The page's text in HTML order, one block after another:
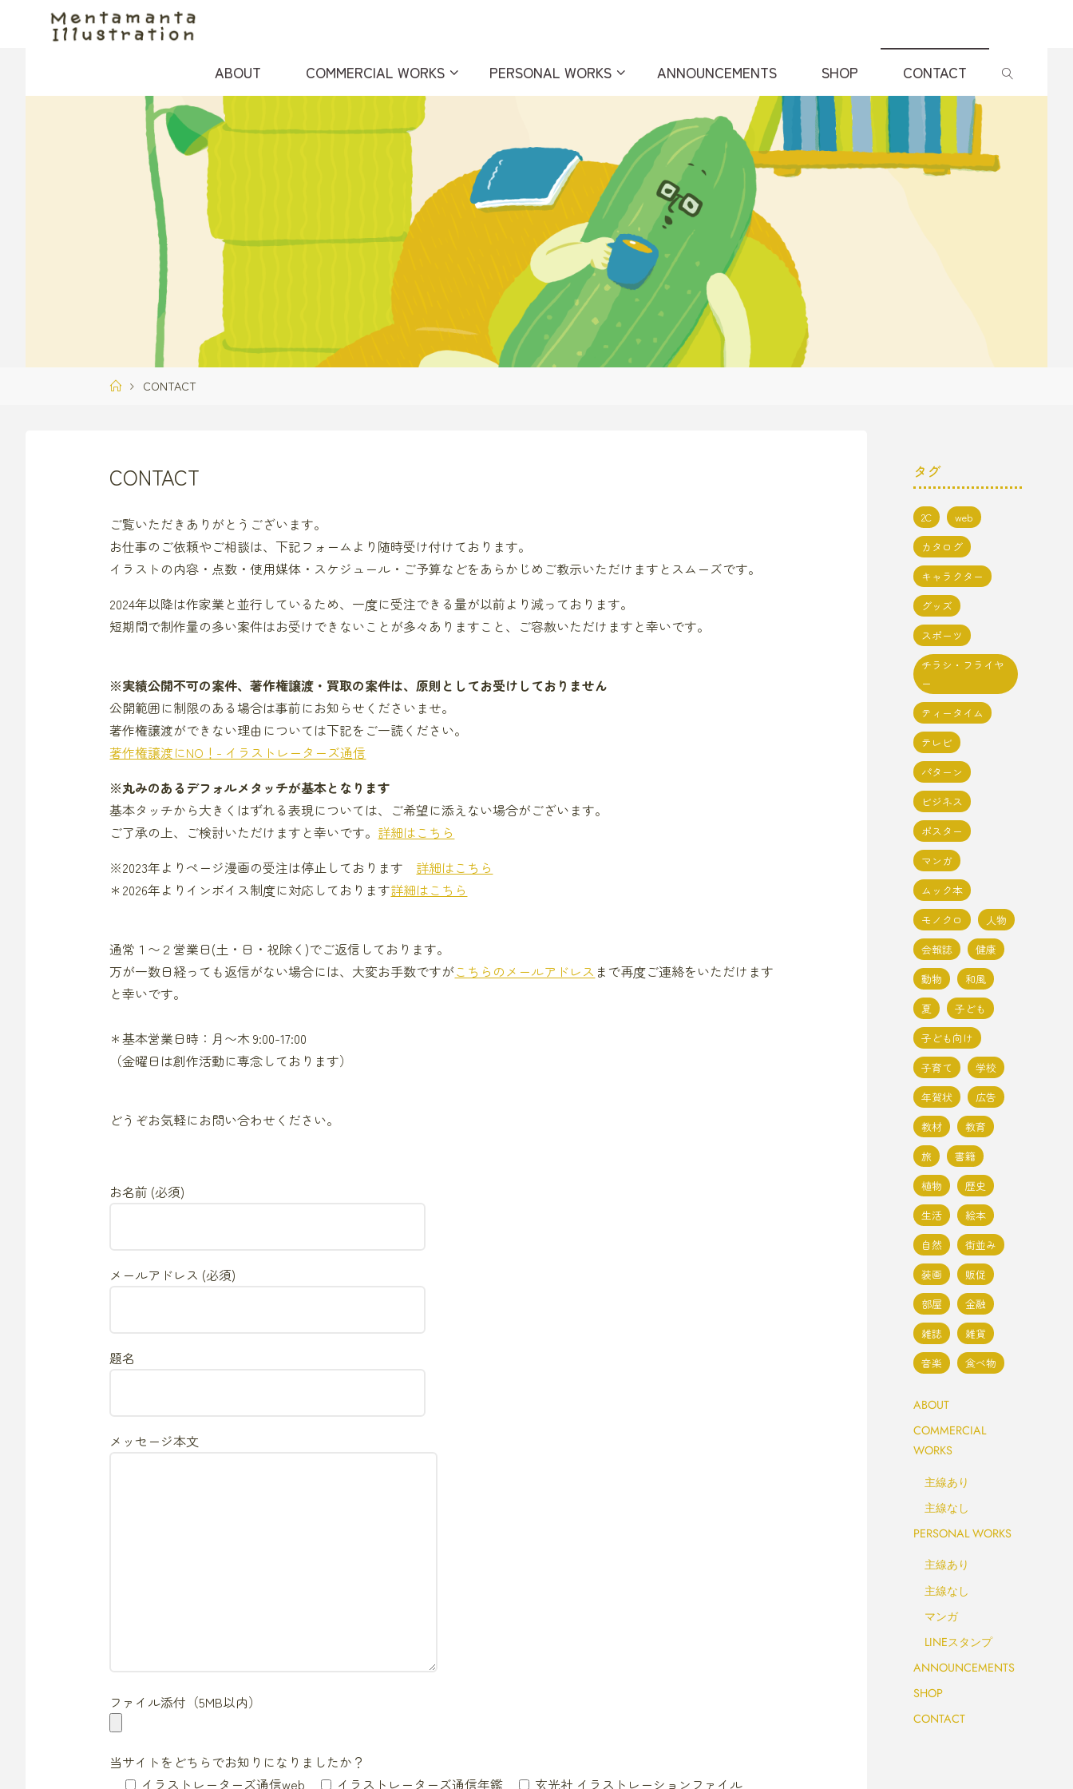
ABOUT COMMERCIAL WORKS PERSONAL WORKS ANNOUNCEMENTS SHOP CONTACT
ホ
CONTACT
CONTACT
ご覧いただきありがとうございます。
お仕事のご依頼やご相談は、下記フォームより随時受け付けております。
イラストの内容・点数・使用媒体・スケジュール・ご予算などをあらかじめご教示いただけますとスムーズです。
2024年以降は作家業と並行しているため、一度に受注できる量が以前より減っております。
短期間で制作量の多い案件はお受けできないことが多々ありますこと、ご容赦いただけますと幸いです。
※実績公開不可の案件、著作権譲渡・買取の案件は、原則としてお受けしておりません
公開範囲に制限のある場合は事前にお知らせくださいませ。
著作権譲渡ができない理由については下記をご一読ください。
著作権譲渡にNO！- イラストレーターズ通信
※丸みのあるデフォルメタッチが基本となります
基本タッチから大きくはずれる表現については、ご希望に添えない場合がございます。
ご了承の上、ご検討いただけますと幸いです。 詳細はこちら
※2023年よりページ漫画の受注は停止しております 詳細はこちら
＊2026年よりインボイス制度に対応しております詳細はこちら
通常１〜２営業日(土・日・祝除く)でご返信しております。
万が一数日経っても返信がない場合には、大変お手数ですがこちらのメールアドレス まで再度ご連絡をいただけます
と幸いです。
＊基本営業日時：月〜木 9:00-17:00
（金曜日は創作活動に専念しております）
どうぞお気軽にお問い合わせください。
お名前 (必須)
メールアドレス (必須)
題名
メッセージ本文
ファイル添付（5MB以内）
当サイトをどちらでお知りになりましたか？
イラストレーターズ通信web
イラストレーターズ通信年鑑 玄光社 イラストレーションファイル
タグ
2C
web
カタログ
キャラクター
グッズ
スポーツ
チラシ・フライヤ
ー
ティータイム
テレビ
パターン
ビジネス
ポスター
マンガ
ムック本
モノクロ
人物
会報誌
健康
動物
和風
夏
子ども
子ども向け
子育て
学校
年賀状
広告
教材
教育
旅
書籍
植物
歴史
生活
絵本
自然
街並み
装画
販促
部屋
金融
雑誌
雑貨
音楽
食べ物
ABOUT
COMMERCIAL
WORKS
主線あり
主線なし
PERSONAL WORKS
主線あり
主線なし
マンガ
LINEスタンプ
ANNOUNCEMENTS
SHOP
CONTACT